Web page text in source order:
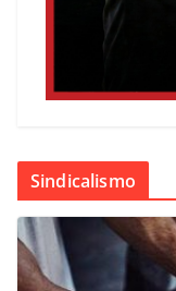
Sindicalismo